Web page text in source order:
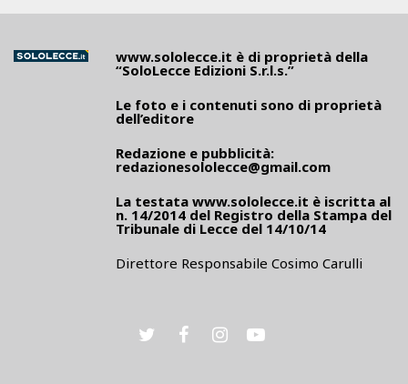
www.sololecce.it è di proprietà della
“SoloLecce Edizioni S.r.l.s.”
Le foto e i contenuti sono di proprietà
dell’editore
Redazione e pubblicità:
redazionesololecce@gmail.com
La testata www.sololecce.it è iscritta al
n. 14/2014 del Registro della Stampa del
Tribunale di Lecce del 14/10/14
Direttore Responsabile Cosimo Carulli